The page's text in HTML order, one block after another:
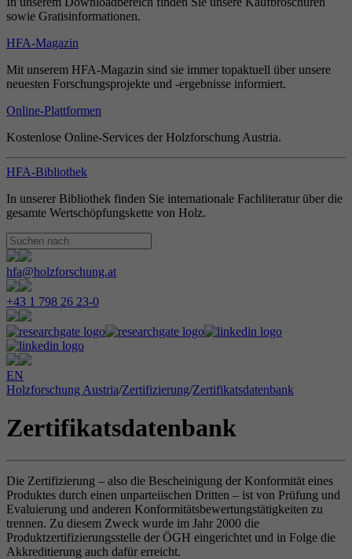
sowie Gratisinformationen.
HFA-Magazin
Mit unserem HFA-Magazin sind sie immer topaktuell über unsere
neuesten Forschungsprojekte und -ergebnisse informiert.
Online-Plattformen
Kostenlose Online-Services der Holzforschung Austria.
HFA-Bibliothek
In unserer Bibliothek finden Sie internationale Fachliteratur über die
gesamte Wertschöpfungskette von Holz.
hfa@holzforschung.at
+43 1 798 26 23-0
EN
Holzforschung Austria/Zertifizierung/Zertifikatsdatenbank
Zertifikatsdatenbank
Die Zertifizierung – also die Bescheinigung der Konformität eines
Produktes durch einen unparteiischen Dritten – ist von Prüfung und
Evaluierung und anderen Konformitätsbewertungstätigkeiten zu
trennen. Zu diesem Zweck wurde im Jahr 2000 die
Produktzertifizierungsstelle der ÖGH eingerichtet und in Folge die
Akkreditierung auch dafür erreicht.